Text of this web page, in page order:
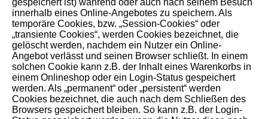
innerhalb eines Online-Angebotes zu speichern. Als
temporäre Cookies, bzw. „Session-Cookies“ oder
„transiente Cookies“, werden Cookies bezeichnet, die
gelöscht werden, nachdem ein Nutzer ein Online-
Angebot verlässt und seinen Browser schließt. In einem
solchen Cookie kann z.B. der Inhalt eines Warenkorbs in
einem Onlineshop oder ein Login-Status gespeichert
werden. Als „permanent“ oder „persistent“ werden
Cookies bezeichnet, die auch nach dem Schließen des
Browsers gespeichert bleiben. So kann z.B. der Login-